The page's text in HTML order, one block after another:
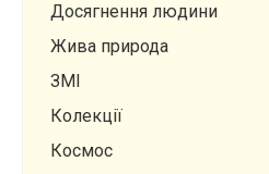
Досягнення людини
Жива природа
ЗМІ
Колекції
Космос